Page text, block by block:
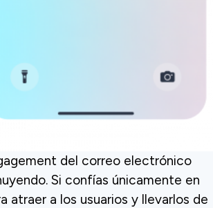
del correo electrónico
Si confías únicamente en
atraer a los usuarios y llevarlos de